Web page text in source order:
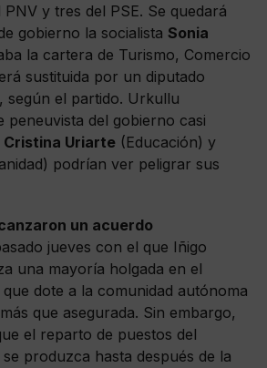
y tres del PSE. Se quedará
gobierno la socialista Sonia
la cartera de Turismo, Comercio
sustituida por un diputado
según el partido. Urkullu
peneuvista del gobierno casi
Cristina Uriarte (Educación) y
podrían ver peligrar sus
un acuerdo
jueves con el que Iñigo
una mayoría holgada en el
dote a la comunidad autónoma
que asegurada. Sin embargo,
el reparto de puestos del
produzca hasta después de la